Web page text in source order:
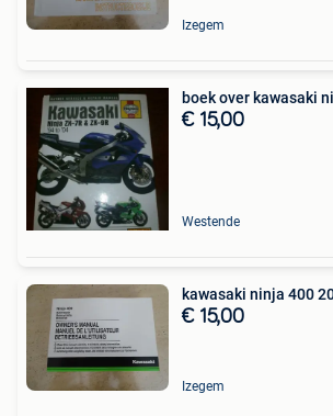
Izegem
boek over kawasaki
€ 15,00
Westende
kawasaki ninja 400
€ 15,00
Izegem